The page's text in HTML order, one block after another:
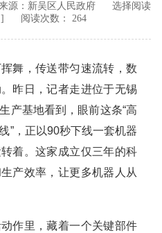
源： 新吴区人民政府
选择阅读
阅读次数： 264
，传送带匀速流转，数
昨日，记者走进位于无锡
产基地看到，眼前这条“高
”，正以90秒下线一套机器
着。这家成立仅三年的科
产效率，让更多机器人从
里，藏着一个关键部件